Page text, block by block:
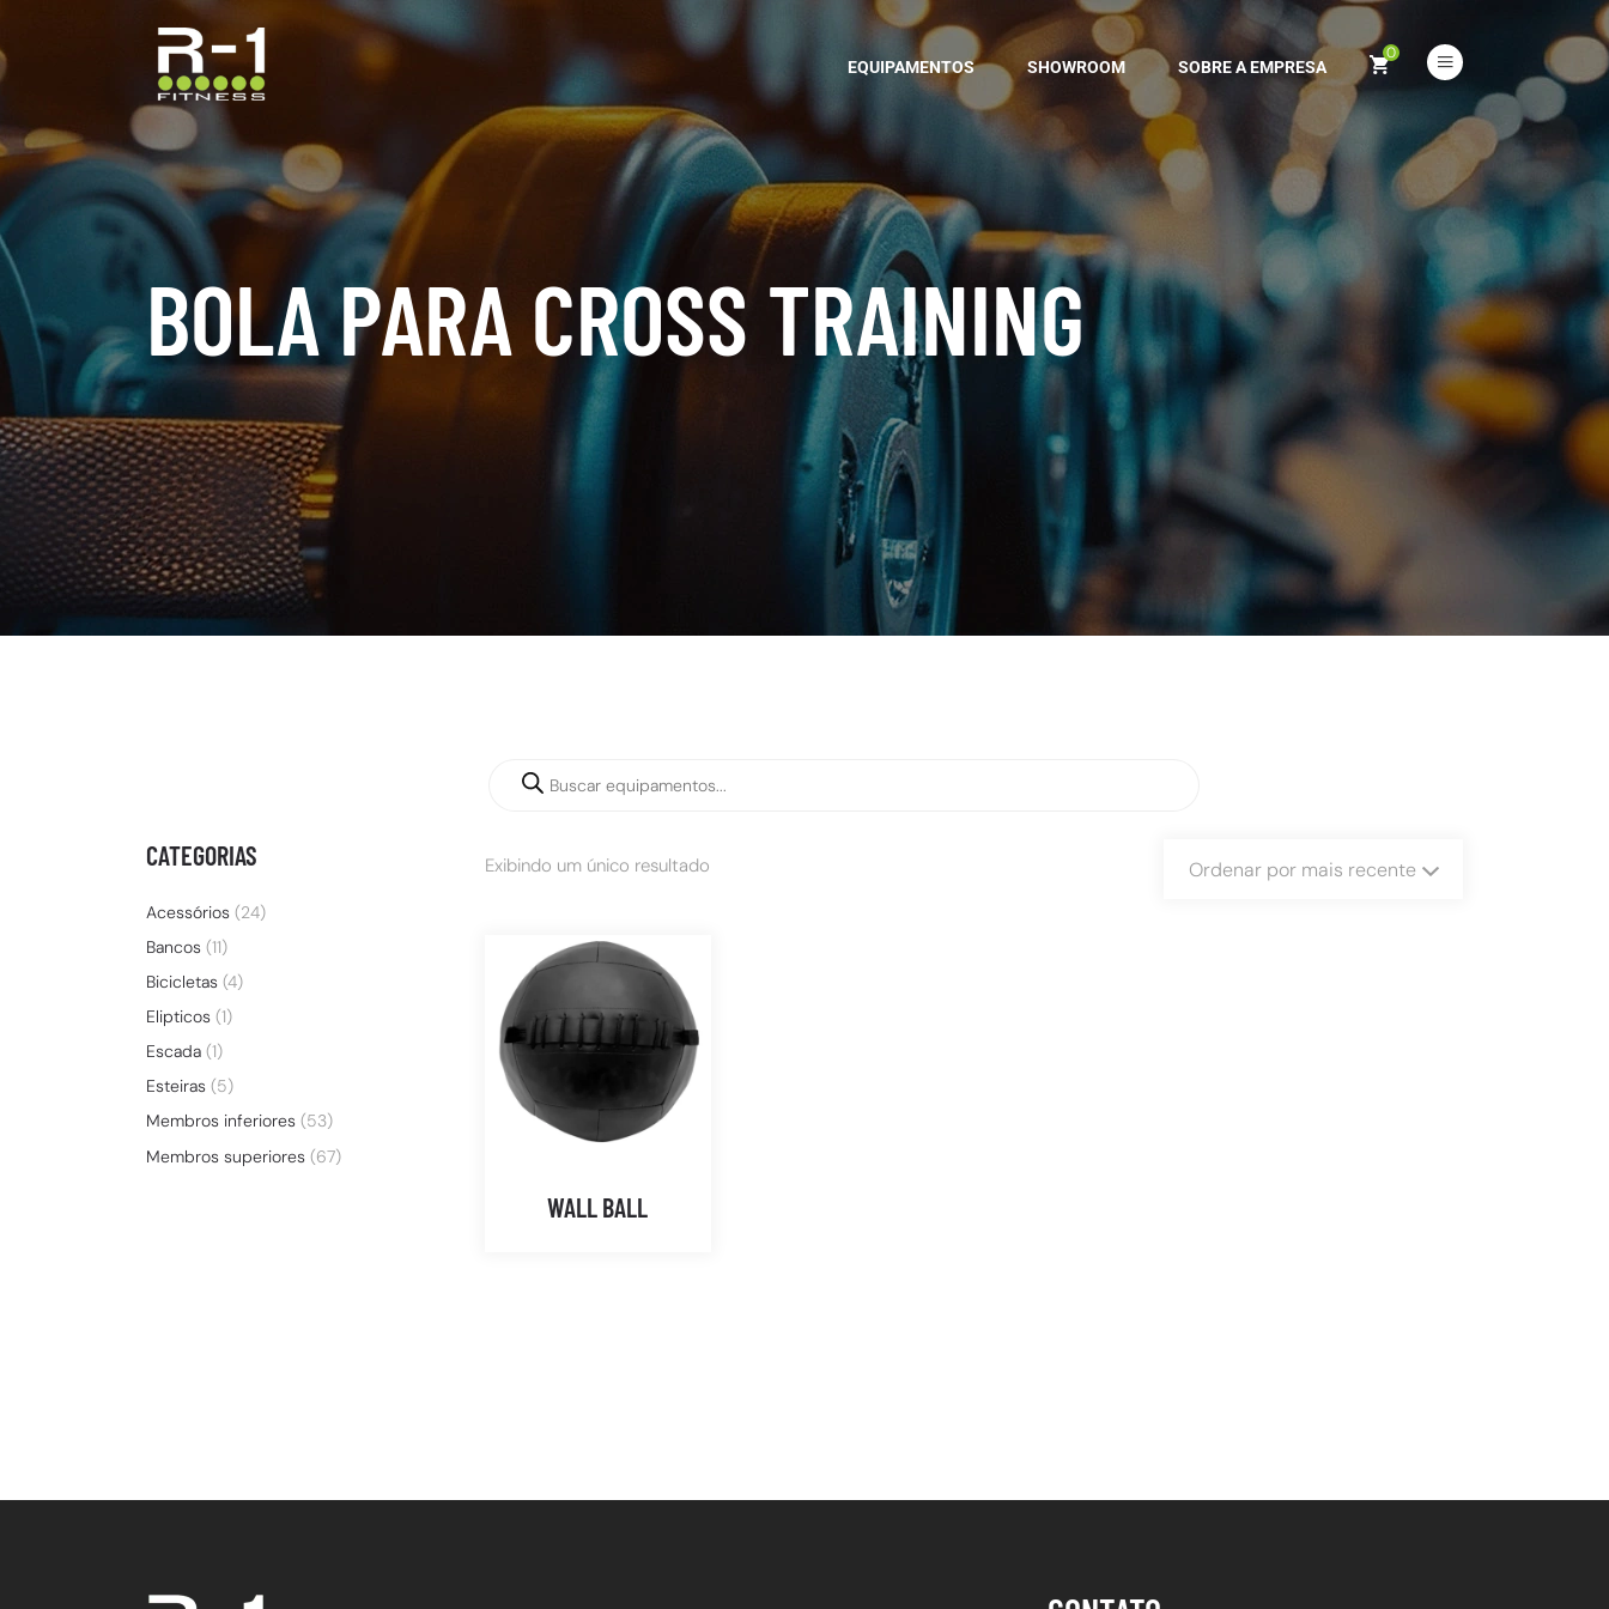
EQUIPAMENTOS SHOWROOM SOBRE A EMPRESA
0
BOLA PARA CROSS TRAINING
Exibindo um único resultado Ordenar por mais recente
WALL BALL
CATEGORIAS
Acessórios (24)
Bancos (11)
Bicicletas (4)
Elipticos (1)
Escada (1)
Esteiras (5)
Membros inferiores (53)
Membros superiores (67)